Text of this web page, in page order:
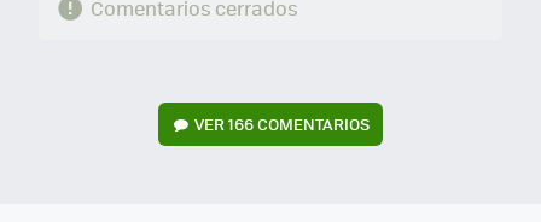
Comentarios cerrados
VER166 COMENTARIOS